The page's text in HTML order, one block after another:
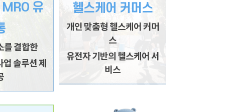
유
를 결합한
솔루션 제
를 결합한
전문산업재 공
지
헬스케어 커머스
개인 맞춤형 헬스케어 커머
스
유전자 기반의 헬스케어 서
비스
개인 맞춤형 헬스케어 푸쉬앱
서비스
유전자를 바탕으로한
개인 맞춤형 헬스케어 솔루션 제공